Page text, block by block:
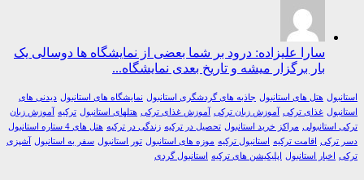
سارا علیزاده: درود بر شما بعضی از نمایشگاه ها دوسالی یک
بار برگزار میشه و تاریخ بعدی نمایشگاه...
هتل های استانبول جاذبه های گردشگری استانبول نمایشگاه های استانبول دیدنی های
غذای ترکی آموزش زبان ترکی آموزش غذای ترکی هتلهای استانبول ترکیه آموزش زبان
مراکز خرید استانبول تحصیل در ترکیه زندگی در ترکیه
هتل های 4 ستاره استانبول
اقامت ترکیه استانبول ترکیه موزه های استانبول تور استانبول سفر به استانبول آشپزی
اخبار استانبول اپلیکیشن های ترکیه استانبول گردی